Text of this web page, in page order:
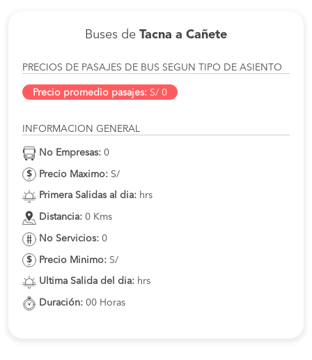
Buses de Tacna a Cañete
PRECIOS DE PASAJES DE BUS SEGUN TIPO DE ASIENTO
Precio promedio pasajes: S/ 0
INFORMACION GENERAL
No Empresas: 0
Precio Maximo: S/
Primera Salidas al dia: hrs
Distancia: 0 Kms
No Servicios: 0
Precio Minimo: S/
Ultima Salida del dia: hrs
Duración: 00 Horas